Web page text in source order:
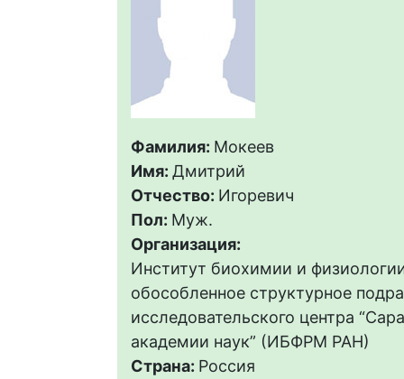
Фамилия: Мокеев
Имя: Дмитрий
Отчество: Игоревич
Пол: Муж.
Организация:
Институт биохимии и
обособленное структурное
исследовательского центра
академии наук” (ИБФРМ РАН)
Страна: Россия